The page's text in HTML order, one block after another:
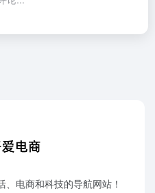
电商和科技的导航网站！